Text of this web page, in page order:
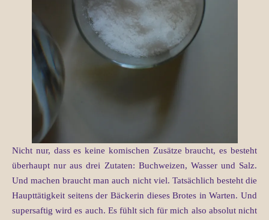
Nicht nur, dass es keine komischen Zusätze braucht, es besteht
überhaupt nur aus drei Zutaten: Buchweizen, Wasser und Salz.
Und machen braucht man auch nicht viel. Tatsächlich besteht die
Haupttätigkeit seitens der Bäckerin dieses Brotes in Warten. Und
supersaftig wird es auch. Es fühlt sich für mich also absolut nicht